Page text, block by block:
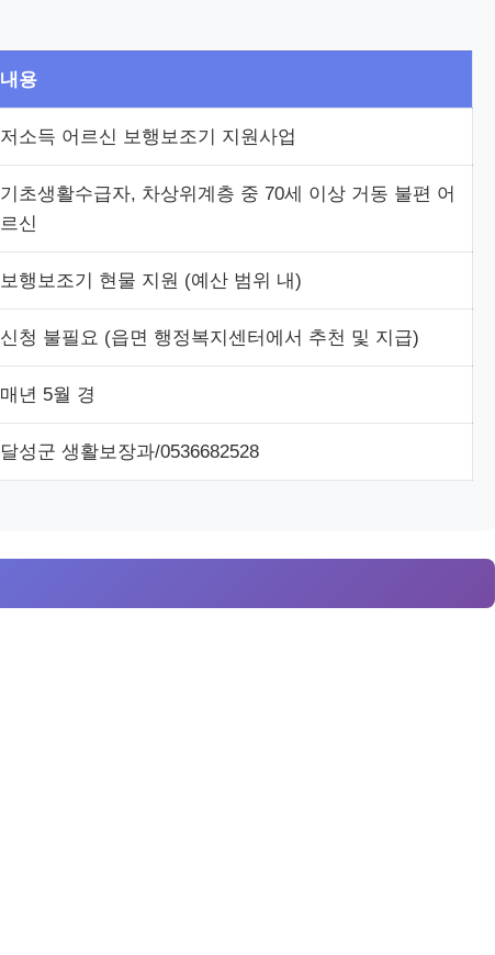
내용
저소득 어르신 보행보조기 지원사업
기초생활수급자, 차상위계층 중 70세 이상 거동 불편 어
르신
보행보조기 현물 지원 (예산 범위 내)
신청 불필요 (읍면 행정복지센터에서 추천 및 지급)
매년 5월 경
달성군 생활보장과/0536682528